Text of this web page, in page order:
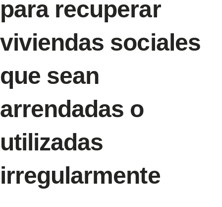
para recuperar
viviendas sociales
que sean
arrendadas o
utilizadas
irregularmente